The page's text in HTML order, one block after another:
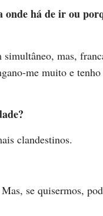
onde há de ir ou
mas,
me muito e
clandestinos.
se quisermos,